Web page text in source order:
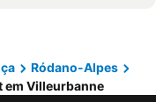
bed and breakfasts
Lune, bed and breakfasts
bed and breakfasts
Ródano-Alpes
em Villeurbanne